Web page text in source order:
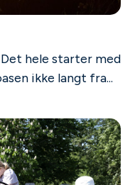
hele starter med
ikke langt fra...